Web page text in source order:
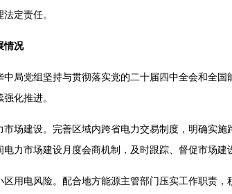
定责任。
情况
中局党组坚持与贯彻落实党的二十届四中全会和全
化推进。
市场建设。完善区域内跨省电力交易制度，明确实
力市场建设月度会商机制，及时跟踪、督促市场建
区用电风险。配合地方能源主管部门压实工作职责